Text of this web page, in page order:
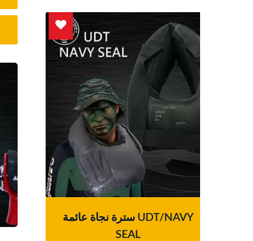
سترة نجاة عائمة UDT/NAVY
SEAL